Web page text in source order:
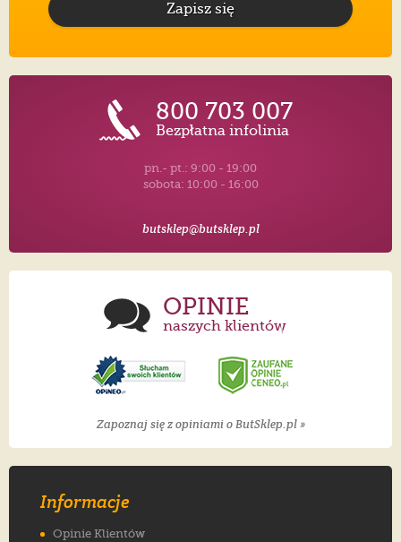
Zapisz się
800 703 007
Bezpłatna infolinia
pn.- pt.: 9:00 - 19:00
sobota: 10:00 - 16:00
butsklep@butsklep.pl
OPINIE
naszych klientów
Zapoznaj się z opiniami o ButSklep.pl »
Informacje
Opinie Klientów